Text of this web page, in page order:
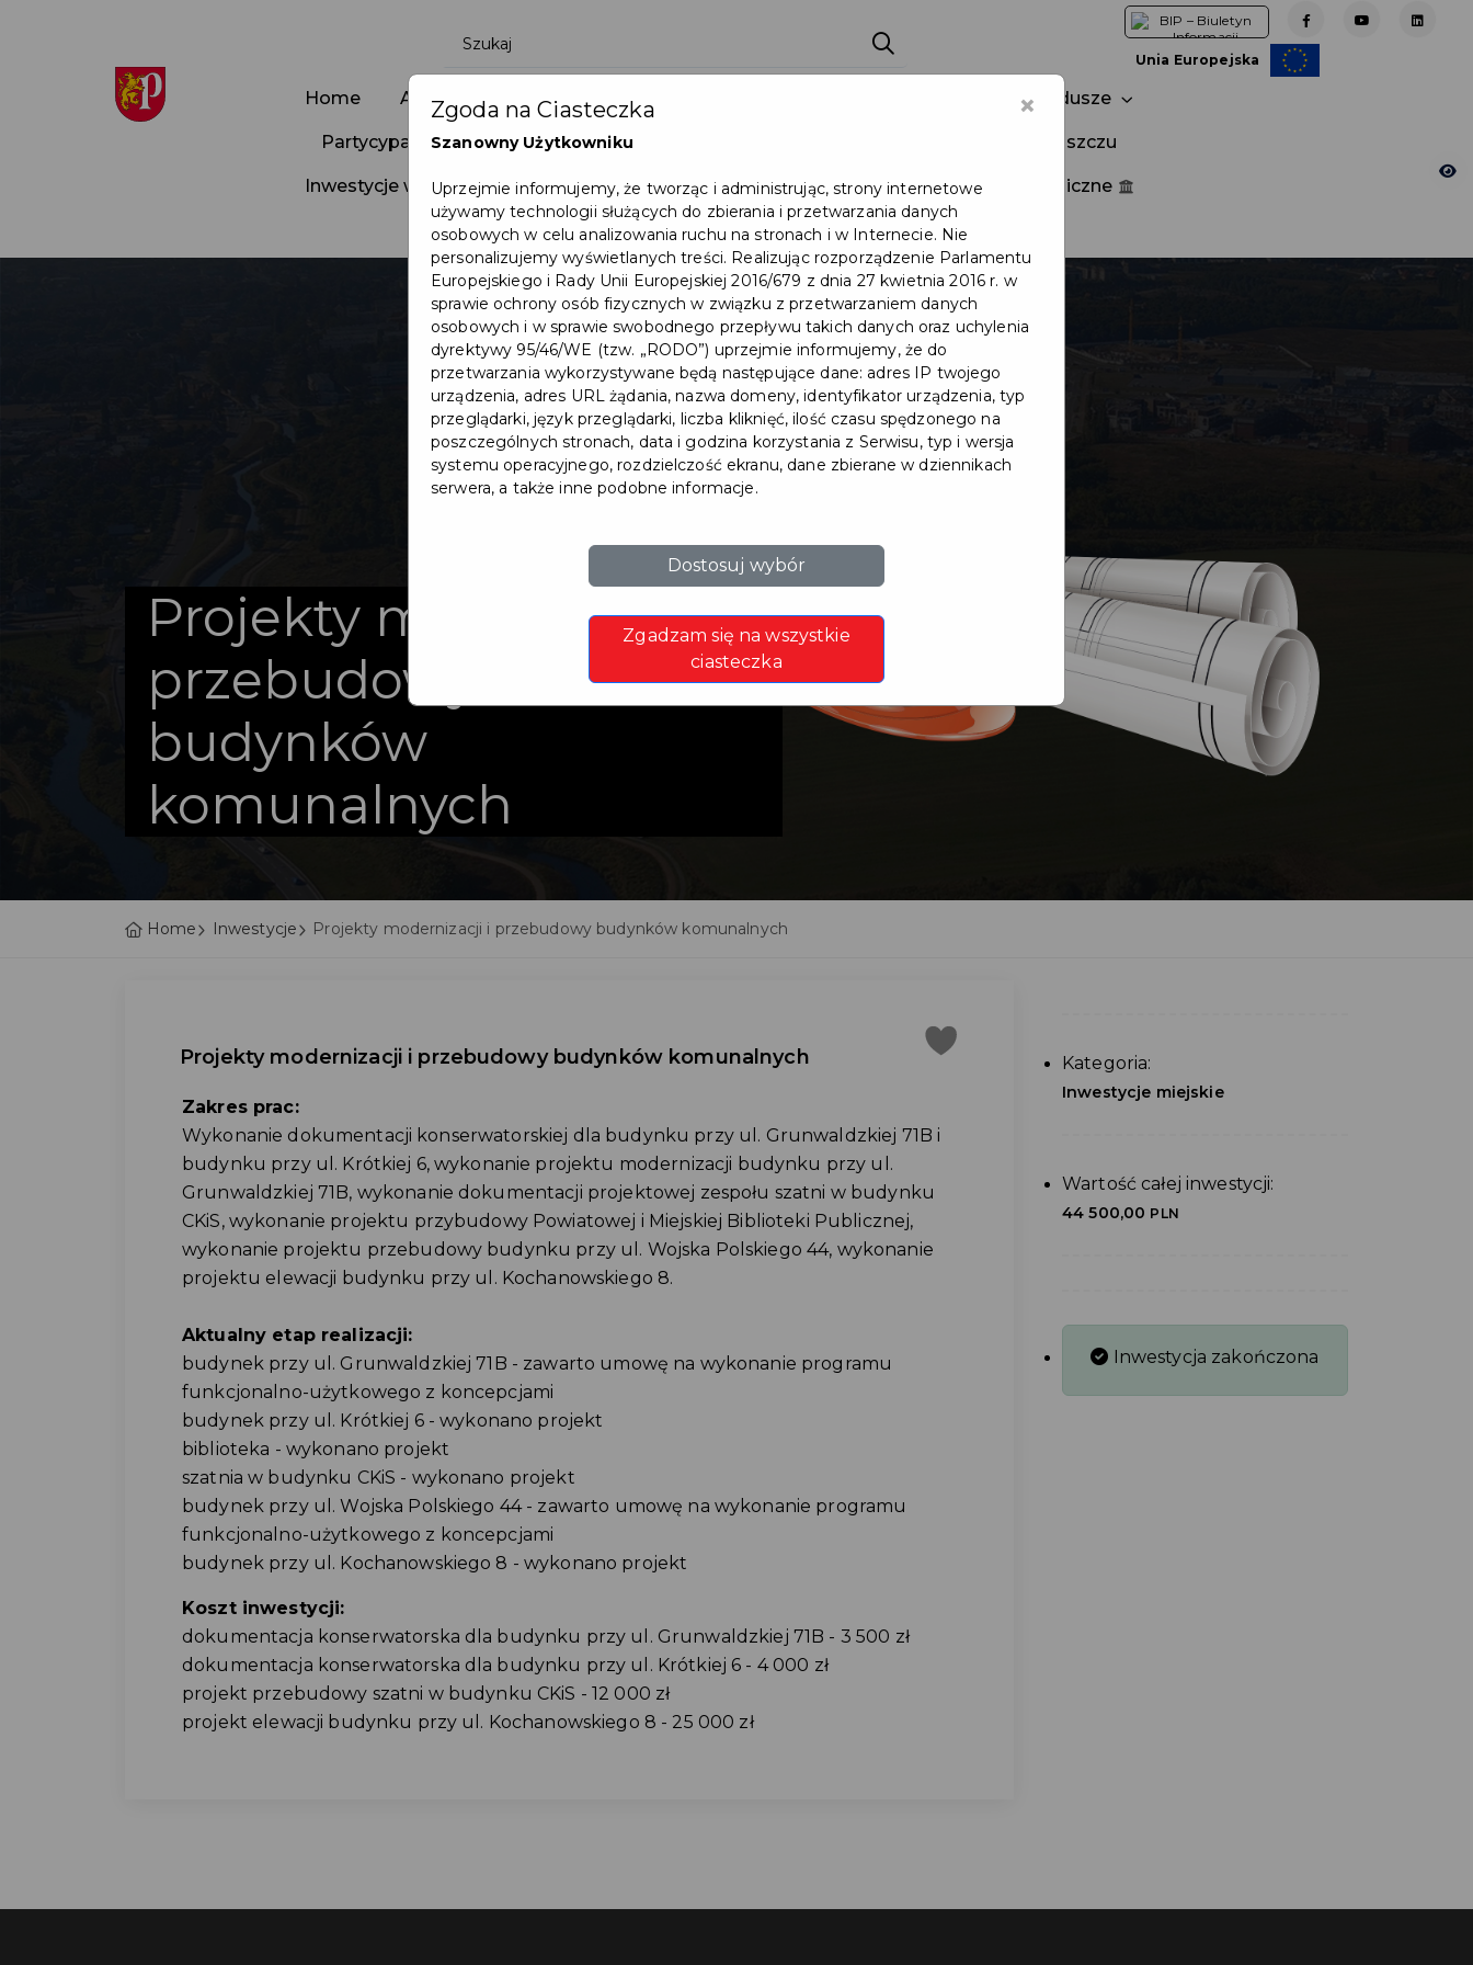
Unia Europejska
Home Aktualności Wydarzenia Fundusze
Partycypacja Społeczna Programy Zainwestuj w Pruszczu
Inwestycje w Pruszczu Mapa Miasta Załatw sprawę Zamówienia publiczne
Ochrona ludności
Projekty modernizacji i
przebudowy
budynków
komunalnych
Home Inwestycje Projekty modernizacji i przebudowy budynków komunalnych
Projekty modernizacji i przebudowy budynków komunalnych
Zakres prac:
Wykonanie dokumentacji konserwatorskiej dla budynku przy ul. Grunwaldzkiej 71B i
budynku przy ul. Krótkiej 6, wykonanie projektu modernizacji budynku przy ul.
Grunwaldzkiej 71B, wykonanie dokumentacji projektowej zespołu szatni w budynku
CKiS, wykonanie projektu przybudowy Powiatowej i Miejskiej Biblioteki Publicznej,
wykonanie projektu przebudowy budynku przy ul. Wojska Polskiego 44, wykonanie
projektu elewacji budynku przy ul. Kochanowskiego 8.
Aktualny etap realizacji:
budynek przy ul. Grunwaldzkiej 71B - zawarto umowę na wykonanie programu
funkcjonalno-użytkowego z koncepcjami
budynek przy ul. Krótkiej 6 - wykonano projekt
biblioteka - wykonano projekt
szatnia w budynku CKiS - wykonano projekt
budynek przy ul. Wojska Polskiego 44 - zawarto umowę na wykonanie programu
funkcjonalno-użytkowego z koncepcjami
budynek przy ul. Kochanowskiego 8 - wykonano projekt
Koszt inwestycji:
dokumentacja konserwatorska dla budynku przy ul. Grunwaldzkiej 71B - 3 500 zł
dokumentacja konserwatorska dla budynku przy ul. Krótkiej 6 - 4 000 zł
projekt przebudowy szatni w budynku CKiS - 12 000 zł
projekt elewacji budynku przy ul. Kochanowskiego 8 - 25 000 zł
Kategoria:
Inwestycje miejskie
Wartość całej inwestycji:
44 500,00 PLN
Inwestycja zakończona
×
Zgoda na Ciasteczka
Szanowny Użytkowniku
Uprzejmie informujemy, że tworząc i administrując, strony internetowe
używamy technologii służących do zbierania i przetwarzania danych
osobowych w celu analizowania ruchu na stronach i w Internecie. Nie
personalizujemy wyświetlanych treści. Realizując rozporządzenie Parlamentu
Europejskiego i Rady Unii Europejskiej 2016/679 z dnia 27 kwietnia 2016 r. w
sprawie ochrony osób fizycznych w związku z przetwarzaniem danych
osobowych i w sprawie swobodnego przepływu takich danych oraz uchylenia
dyrektywy 95/46/WE (tzw. „RODO”) uprzejmie informujemy, że do
przetwarzania wykorzystywane będą następujące dane: adres IP twojego
urządzenia, adres URL żądania, nazwa domeny, identyfikator urządzenia, typ
przeglądarki, język przeglądarki, liczba kliknięć, ilość czasu spędzonego na
poszczególnych stronach, data i godzina korzystania z Serwisu, typ i wersja
systemu operacyjnego, rozdzielczość ekranu, dane zbierane w dziennikach
serwera, a także inne podobne informacje.
Dostosuj wybór
Zgadzam się na wszystkie
ciasteczka